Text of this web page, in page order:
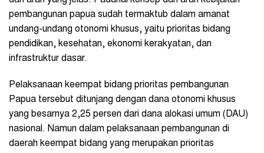
pembangunan papua sudah termaktub dalam amanat
undang-undang otonomi khusus, yaitu prioritas bidang
pendidikan, kesehatan, ekonomi kerakyatan, dan
infrastruktur dasar.
Pelaksanaan keempat bidang prioritas pembangunan
Papua tersebut ditunjang dengan dana otonomi khusus
yang besarnya 2,25 persen dari dana alokasi umum (DAU)
nasional. Namun dalam pelaksanaan pembangunan di
daerah keempat bidang yang merupakan prioritas